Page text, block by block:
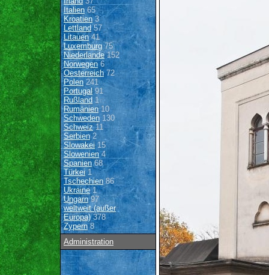
Italien65
Kroatien3
Lettland57
Litauen41
Luxemburg 75
Niederlande152
Norwegen6
Oesterreich72
Polen 241
Portugal91
Rußland 1
Rumänien10
Schweden 130
Schweiz11
Serbien2
Slowakei15
Slowenien4
Spanien68
Türkei1
Tschechien 86
Ukraine1
Ungarn97
weltweit (außer
Europa)378
Zypern8
Administration